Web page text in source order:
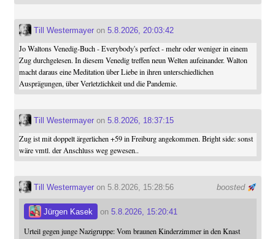
Till Westermayeron 5.8.2026, 20:03:42
Jo Waltons Venedig-Buch - Everybody's perfect - mehr oder weniger in einem
Zug durchgelesen. In diesem Venedig treffen neun Welten aufeinander. Walton
macht daraus eine Meditation über Liebe in ihren unterschiedlichen
Ausprägungen, über Verletzlichkeit und die Pandemie.
Till Westermayeron 5.8.2026, 18:37:15
Zug ist mit doppelt ärgerlichen +59 in Freiburg angekommen. Bright side: sonst
wäre vmtl. der Anschluss weg gewesen..
boosted
Till Westermayeron 5.8.2026, 15:28:56
Jürgen Kasek on 5.8.2026, 15:20:41
Urteil gegen junge Nazigruppe: Vom braunen Kinderzimmer in den Knast